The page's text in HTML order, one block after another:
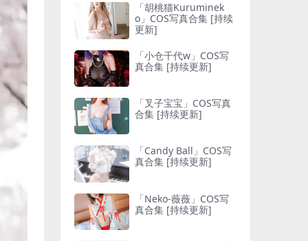
「胡桃猫Kuruminek
o」COS写真合集 [持续
更新]
「小仓千代w」COS写
真合集 [持续更新]
「叉子宝宝」COS写真
合集 [持续更新]
「Candy Ball」COS写
真合集 [持续更新]
「Neko-薇薇」COS写
真合集 [持续更新]